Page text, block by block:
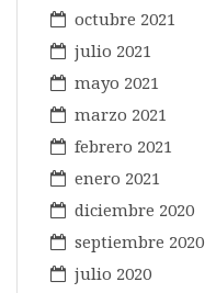
octubre 2021
julio 2021
mayo 2021
marzo 2021
febrero 2021
enero 2021
diciembre 2020
septiembre 2020
julio 2020